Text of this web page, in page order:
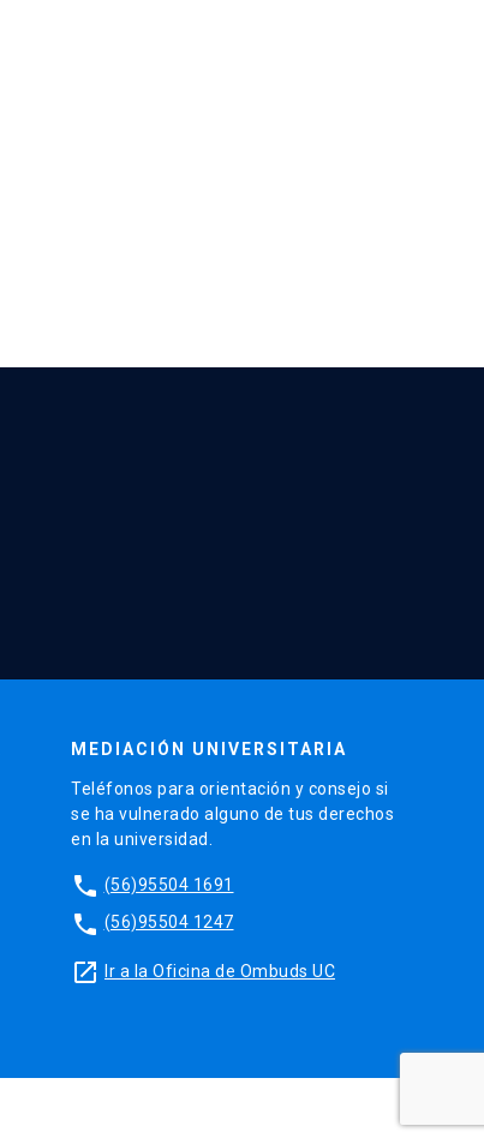
MEDIACIÓN UNIVERSITARIA
Teléfonos para orientación y consejo si
se ha vulnerado alguno de tus derechos
en la universidad.
phone (56)95504 1691
phone (56)95504 1247
launch Ir a la Oficina de Ombuds UC